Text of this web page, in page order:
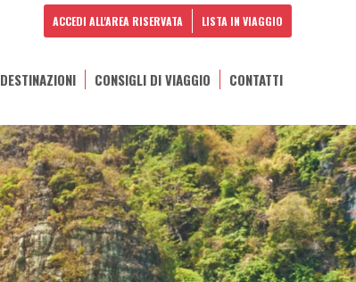
DESTINAZIONI CONSIGLI DI VIAGGIO CONTATTI
ACCEDI ALL'AREA RISERVATA LISTA IN VIAGGIO